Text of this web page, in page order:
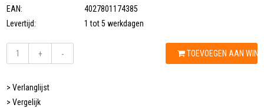
EAN:
4027801174385
Levertijd:
1 tot 5 werkdagen
+ - TOEVOEGEN AAN
> Verlanglijst
> Vergelijk